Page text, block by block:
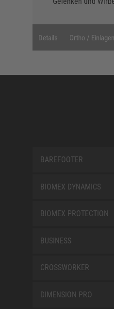
Details Ortho / Einlagen
BAREFOOTER
BIOMEX DYNAMICS
BIOMEX PROTECTION
BUSINESS
CROSSWORKER
DIMENSION PRO